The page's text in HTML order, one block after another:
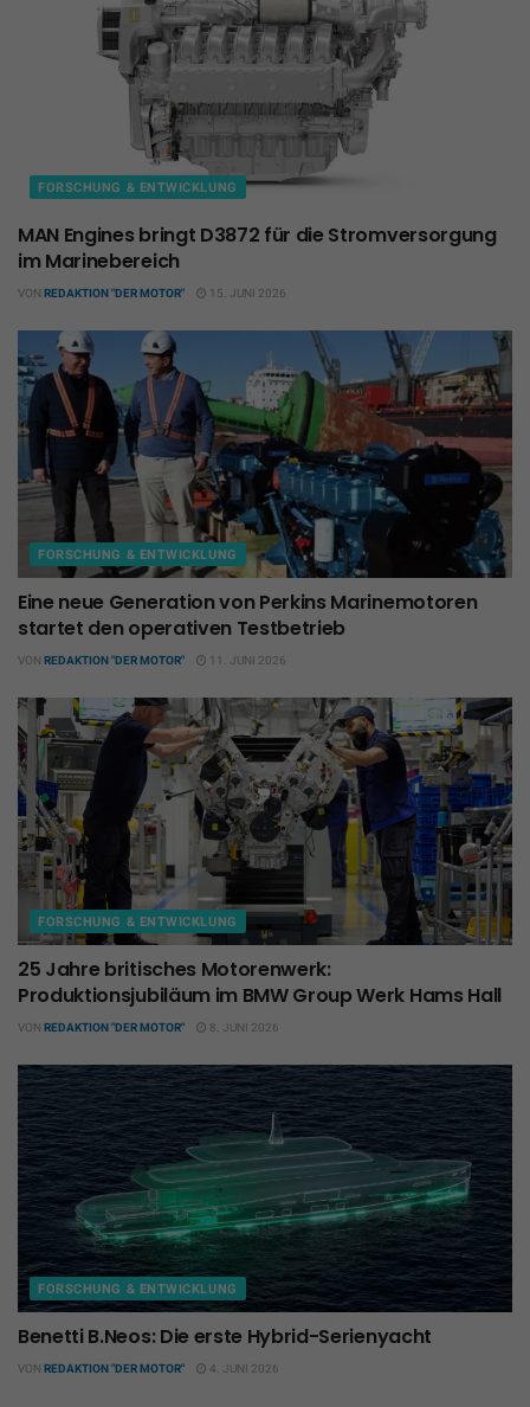
FORSCHUNG & ENTWICKLUNG
MAN Engines bringt D3872 für die Stromversorgung
im Marinebereich
VON REDAKTION "DER MOTOR" 15. JUNI 2026
FORSCHUNG & ENTWICKLUNG
Eine neue Generation von Perkins Marinemotoren
startet den operativen Testbetrieb
VON REDAKTION "DER MOTOR" 11. JUNI 2026
FORSCHUNG & ENTWICKLUNG
25 Jahre britisches Motorenwerk:
Produktionsjubiläum im BMW Group Werk Hams Hall
VON REDAKTION "DER MOTOR" 8. JUNI 2026
FORSCHUNG & ENTWICKLUNG
Benetti B.Neos: Die erste Hybrid-Serienyacht
VON REDAKTION "DER MOTOR" 4. JUNI 2026